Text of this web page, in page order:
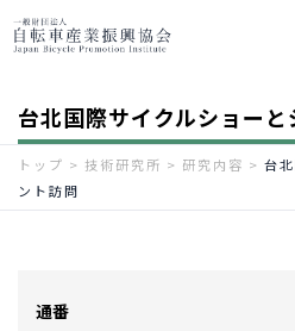
台北国際サイクルショー
トップ > 技術研究所 > 研究内容 > 台
ント訪問
通番